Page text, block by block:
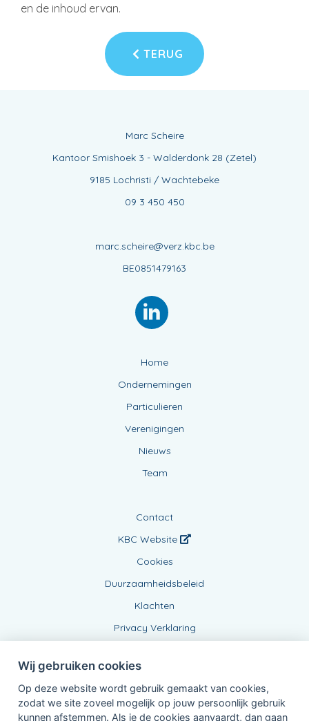
en de inhoud ervan.
TERUG
Marc Scheire
Kantoor Smishoek 3 - Walderdonk 28 (Zetel)
9185 Lochristi / Wachtebeke
09 3 450 450
marc.scheire@verz.kbc.be
BE0851479163
Home
Ondernemingen
Particulieren
Verenigingen
Nieuws
Team
Contact
KBC Website
Cookies
Duurzaamheidsbeleid
Klachten
Privacy Verklaring
Wij gebruiken cookies
Op deze website wordt gebruik gemaakt van cookies,
zodat we site zoveel mogelijk op jouw persoonlijk gebruik
kunnen afstemmen. Als je de cookies aanvaardt, dan gaan